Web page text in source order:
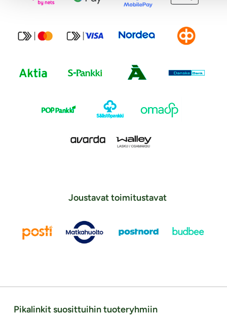
Joustavat toimitustavat
Pikalinkit suosittuihin tuoteryhmiin